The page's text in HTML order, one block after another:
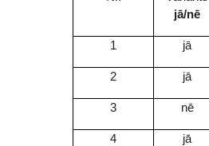
jā/nē
1 jā
2 jā
3 nē
4 jā